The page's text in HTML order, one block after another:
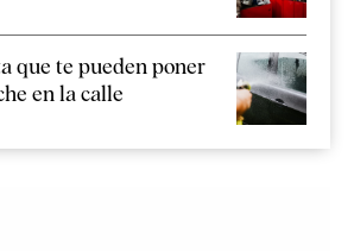
que te pueden poner
en la calle